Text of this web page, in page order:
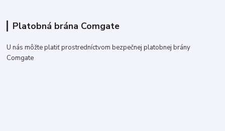
Platobná brána Comgate
U nás môžte platiť prostredníctvom bezpečnej platobnej brány
Comgate